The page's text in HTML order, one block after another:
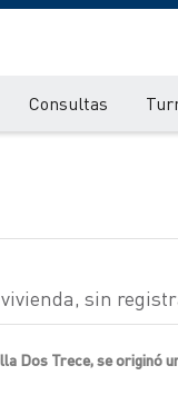
Consultas
sin
Dos Trece, se originó